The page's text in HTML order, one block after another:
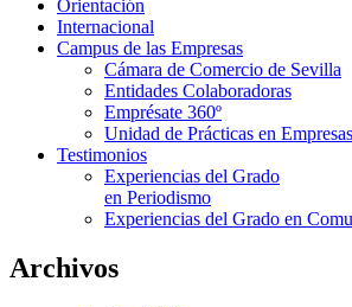
Orientación
Internacional
Campus de las Empresas
Cámara de Comercio de Sevilla
Entidades Colaboradoras
Emprésate 360º
Unidad de Prácticas en Empresas
Testimonios
Experiencias del Grado
en Periodismo
Experiencias del Grado en
Archivos